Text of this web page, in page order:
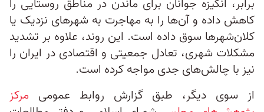
برابر، انگیزه جوانان برای ماندن در مناطق روستایی را
کاهش داده و آن‌ها را به مهاجرت به شهرهای نزدیک یا
کلان‌شهرها سوق داده است. این روند، علاوه بر تشدید
مشکلات شهری، تعادل جمعیتی و اقتصادی در ایران را
نیز با چالش‌های جدی مواجه کرده است.
از سوی دیگر، طبق گزارش روابط عمومی مرکز